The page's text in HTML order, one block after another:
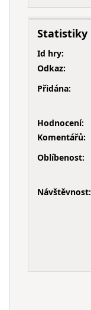
Statistiky
Id hry:
Odkaz:
Přidána:
Hodnocení:
Komentářů:
Oblíbenost:
Návštěvnost: